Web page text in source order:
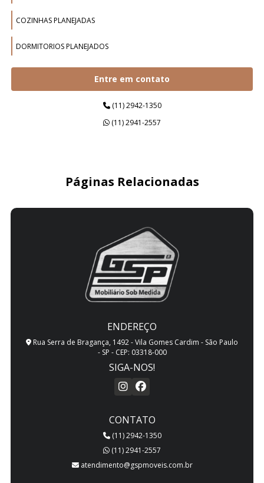
COZINHAS PLANEJADAS
DORMITORIOS PLANEJADOS
HOME OFFICE PLANEJADOS
MESAS DE ESCRITORIO PLANEJADAS
MÓVEIS DE CLOSET PLANEJADOS
MÓVEIS PLANEJADOS DE ESCRITORIO
MÓVEIS PLANEJADOS PARA APARTAMENTOS
MÓVEIS PLANEJADOS PARA COZINHA
MÓVEIS PLANEJADOS PARA SALA
MÓVEIS SOB MEDIDA
Entre em contato
(11) 2942-1350
(11) 2941-2557
Páginas Relacionadas
ENDEREÇO
Rua Serra de Bragança, 1492 - Vila Gomes Cardim - São Paulo
- SP - CEP: 03318-000
SIGA-NOS!
CONTATO
(11) 2942-1350
(11) 2941-2557
atendimento@gspmoveis.com.br